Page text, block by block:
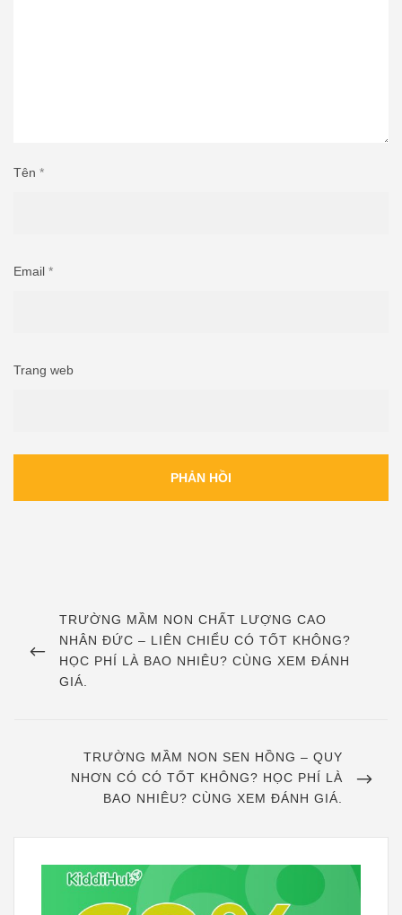
Tên *
Email *
Trang web
hướng
bài
PREVIOUS
POST
TRƯỜNG MẦM NON CHẤT LƯỢNG CAO
NHÂN ĐỨC – LIÊN CHIỂU CÓ TỐT KHÔNG?
HỌC PHÍ LÀ BAO NHIÊU? CÙNG XEM ĐÁNH
GIÁ.
NEXT
POST
TRƯỜNG MẦM NON SEN HỒNG – QUY
NHƠN CÓ CÓ TỐT KHÔNG? HỌC PHÍ LÀ
BAO NHIÊU? CÙNG XEM ĐÁNH GIÁ.